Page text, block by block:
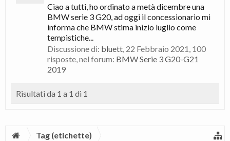
Ciao a tutti, ho ordinato a metà dicembre una
BMW serie 3 G20, ad oggi il concessionario mi
informa che BMW stima inizio luglio come
tempistiche...
Discussione di: bluett, 22 Febbraio 2021, 100
risposte, nel forum: BMW Serie 3 G20-G21
2019
Risultati da 1 a 1 di 1
Tag (etichette)